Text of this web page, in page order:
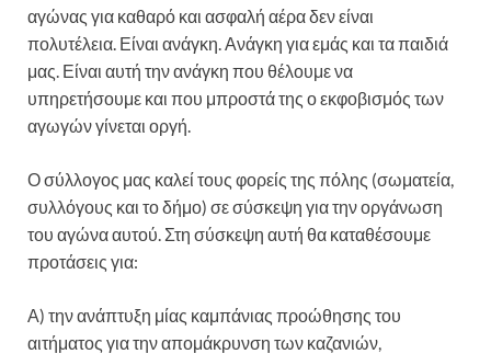
αγώνας για καθαρό και ασφαλή αέρα δεν είναι
πολυτέλεια. Είναι ανάγκη. Ανάγκη για εμάς και τα παιδιά
μας. Είναι αυτή την ανάγκη που θέλουμε να
υπηρετήσουμε και που μπροστά της ο εκφοβισμός των
αγωγών γίνεται οργή.
Ο σύλλογος μας καλεί τους φορείς της πόλης (σωματεία,
συλλόγους και το δήμο) σε σύσκεψη για την οργάνωση
του αγώνα αυτού. Στη σύσκεψη αυτή θα καταθέσουμε
προτάσεις για:
Α) την ανάπτυξη μίας καμπάνιας προώθησης του
αιτήματος για την απομάκρυνση των καζανιών,